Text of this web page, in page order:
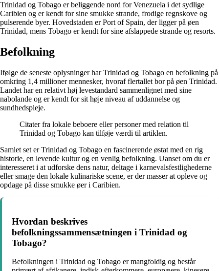
Trinidad og Tobago er beliggende nord for Venezuela i det sydlige
Caribien og er kendt for sine smukke strande, frodige regnskove og
pulserende byer. Hovedstaden er Port of Spain, der ligger på øen
Trinidad, mens Tobago er kendt for sine afslappede strande og resorts.
Befolkning
Ifølge de seneste oplysninger har Trinidad og Tobago en befolkning på
omkring 1,4 millioner mennesker, hvoraf flertallet bor på øen Trinidad.
Landet har en relativt høj levestandard sammenlignet med sine
nabolande og er kendt for sit høje niveau af uddannelse og
sundhedspleje.
Citater fra lokale beboere eller personer med relation til
Trinidad og Tobago kan tilføje værdi til artiklen.
Samlet set er Trinidad og Tobago en fascinerende østat med en rig
historie, en levende kultur og en venlig befolkning. Uanset om du er
interesseret i at udforske dens natur, deltage i karnevalsfestlighederne
eller smage den lokale kulinariske scene, er der masser at opleve og
opdage på disse smukke øer i Caribien.
Hvordan beskrives
befolkningssammensætningen i Trinidad og
Tobago?
Befolkningen i Trinidad og Tobago er mangfoldig og består